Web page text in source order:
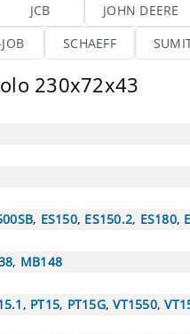
JCB JOHN DEERE
SCHAEFF
230x72x43
, ES150, ES150.2, ES180,
, MB148
, PT15, PT15G,VT1550,